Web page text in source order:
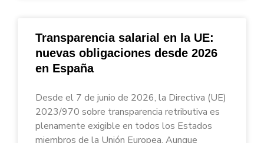
Transparencia salarial en la UE:
nuevas obligaciones desde 2026
en España
Desde el 7 de junio de 2026, la Directiva (UE)
2023/970 sobre transparencia retributiva es
plenamente exigible en todos los Estados
miembros de la Unión Europea. Aunque